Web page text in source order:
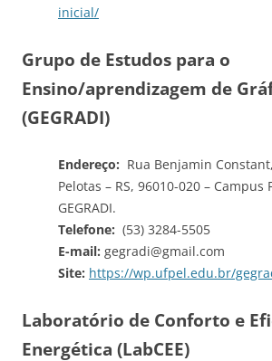
inicial/
Grupo de Estudos para o
Ensino/aprendizagem de
(GEGRADI)
Endereço: Rua Benjamin
Pelotas – RS, 96010-020 – Campus
GEGRADI.
Telefone: (53) 3284-5505
E-mail: gegradi@gmail.com
Site: https://wp.ufpel.edu.br/
Laboratório de Conforto e
Energética (LabCEE)